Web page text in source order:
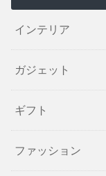
インテリア
ガジェット
ギフト
ファッション